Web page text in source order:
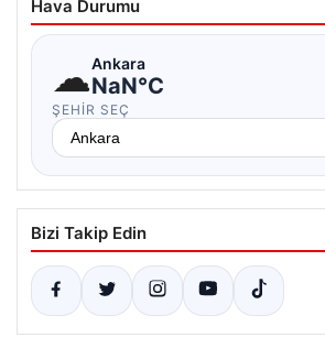
Hava Durumu
☁Ankara
NaN°C
ŞEHIR SEÇ
Bizi Takip Edin